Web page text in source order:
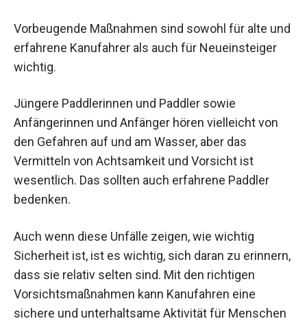
Vorbeugende Maßnahmen sind sowohl für alte und
erfahrene Kanufahrer als auch für Neueinsteiger
wichtig.
Jüngere Paddlerinnen und Paddler sowie
Anfängerinnen und Anfänger hören vielleicht von
den Gefahren auf und am Wasser, aber das
Vermitteln von Achtsamkeit und Vorsicht ist
wesentlich. Das sollten auch erfahrene Paddler
bedenken.
Auch wenn diese Unfälle zeigen, wie wichtig
Sicherheit ist, ist es wichtig, sich daran zu erinnern,
dass sie relativ selten sind. Mit den richtigen
Vorsichtsmaßnahmen kann Kanufahren eine
sichere und unterhaltsame Aktivität für Menschen